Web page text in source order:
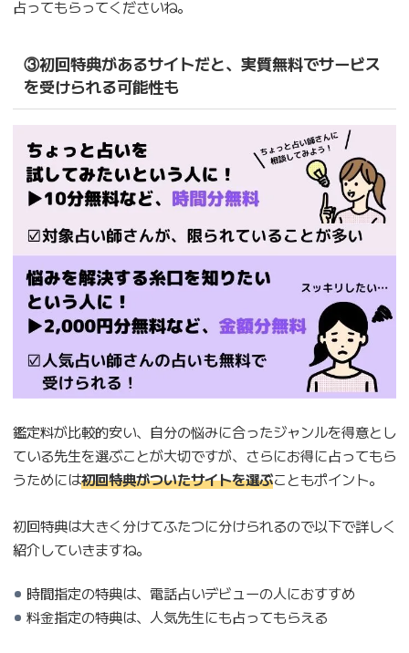
占ってもらってくださいね。
③初回特典があるサイトだと、実質無料でサービス
を受けられる可能性も
鑑定料が比較的安い、自分の悩みに合ったジャンルを得意とし
ている先生を選ぶことが大切ですが、さらにお得に占ってもら
うためには初回特典がついたサイトを選ぶこともポイント。
初回特典は大きく分けてふたつに分けられるので以下で詳しく
紹介していきますね。
時間指定の特典は、電話占いデビューの人におすすめ
料金指定の特典は、人気先生にも占ってもらえる